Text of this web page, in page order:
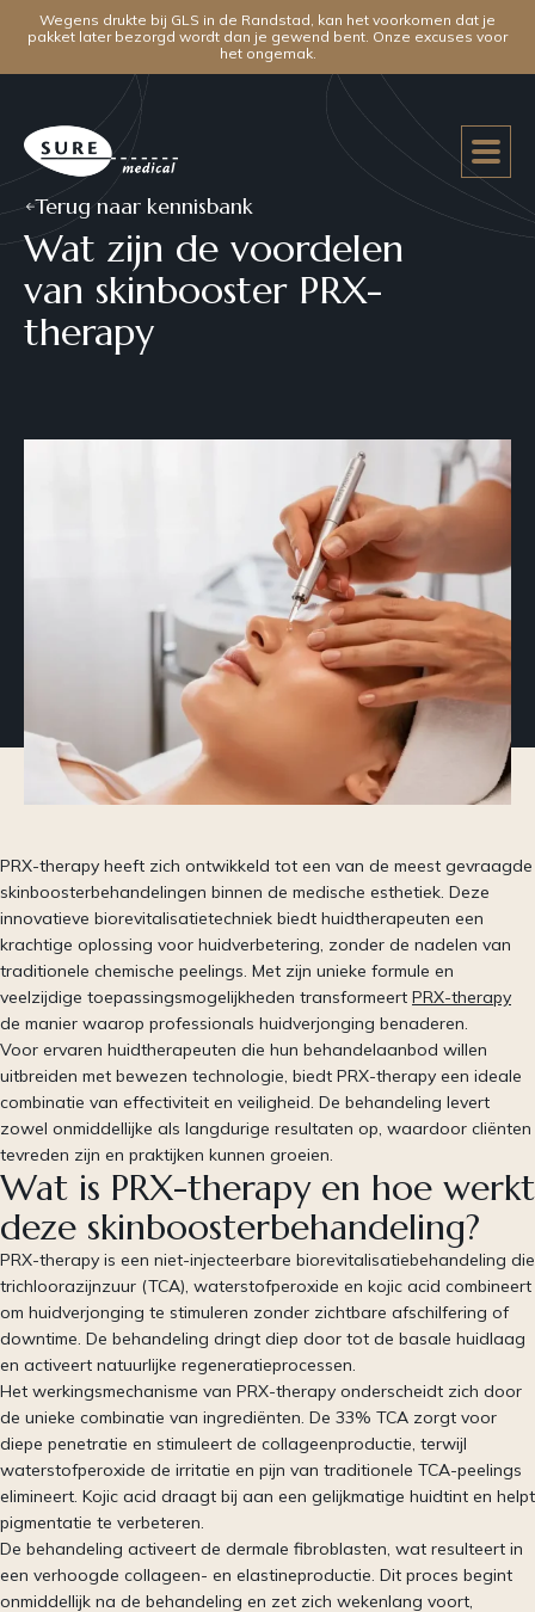
Wegens drukte bij GLS in de Randstad, kan het voorkomen dat je
pakket later bezorgd wordt dan je gewend bent. Onze excuses voor
het ongemak.
Terug naar kennisbank
Wat zijn de voordelen
van skinbooster PRX-
therapy
PRX-therapy heeft zich ontwikkeld tot een van de meest gevraagde
skinboosterbehandelingen binnen de medische esthetiek. Deze
innovatieve biorevitalisatietechniek biedt huidtherapeuten een
krachtige oplossing voor huidverbetering, zonder de nadelen van
traditionele chemische peelings. Met zijn unieke formule en
veelzijdige toepassingsmogelijkheden transformeert PRX-therapy
de manier waarop professionals huidverjonging benaderen.
Voor ervaren huidtherapeuten die hun behandelaanbod willen
uitbreiden met bewezen technologie, biedt PRX-therapy een ideale
combinatie van effectiviteit en veiligheid. De behandeling levert
zowel onmiddellijke als langdurige resultaten op, waardoor cliënten
tevreden zijn en praktijken kunnen groeien.
Wat is PRX-therapy en hoe werkt
deze skinboosterbehandeling?
PRX-therapy is een niet-injecteerbare biorevitalisatiebehandeling die
trichloorazijnzuur (TCA), waterstofperoxide en kojic acid combineert
om huidverjonging te stimuleren zonder zichtbare afschilfering of
downtime. De behandeling dringt diep door tot de basale huidlaag
en activeert natuurlijke regeneratieprocessen.
Het werkingsmechanisme van PRX-therapy onderscheidt zich door
de unieke combinatie van ingrediënten. De 33% TCA zorgt voor
diepe penetratie en stimuleert de collageenproductie, terwijl
waterstofperoxide de irritatie en pijn van traditionele TCA-peelings
elimineert. Kojic acid draagt bij aan een gelijkmatige huidtint en helpt
pigmentatie te verbeteren.
De behandeling activeert de dermale fibroblasten, wat resulteert in
een verhoogde collageen- en elastineproductie. Dit proces begint
onmiddellijk na de behandeling en zet zich wekenlang voort,